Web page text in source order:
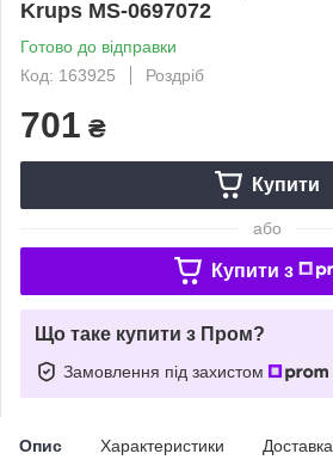
Krups MS-0697072
Готово до відправки
Код: 163925
Роздріб
701 ₴
Купити
або
Купити з
Що таке купити з Пром?
Замовлення під захистом
Опис Характеристики Доставка